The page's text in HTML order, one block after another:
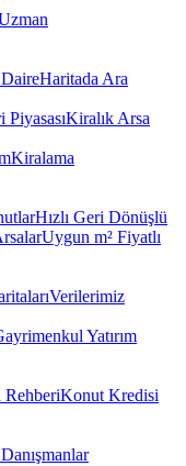
Haritada Ara
PiyasasıKiralık Arsa
Kiralama
Hızlı Geri Dönüşlü
Uygun m² Fiyatlı
Verilerimiz
Yatırım
RehberiKonut Kredisi